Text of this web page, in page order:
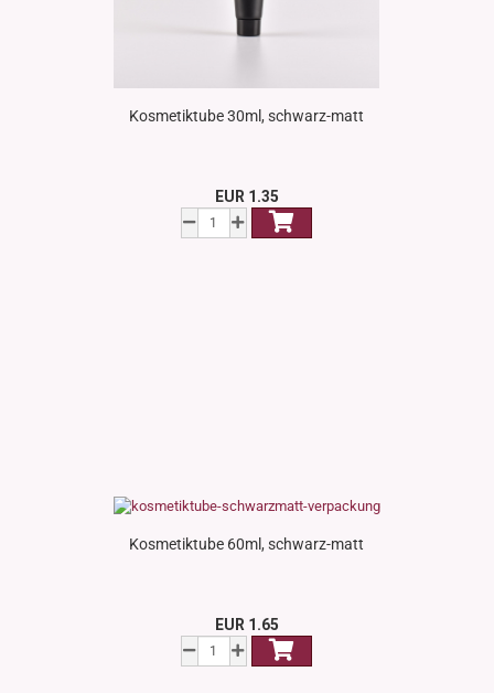
Kosmetiktube 30ml, schwarz-matt
EUR 1.35
Kosmetiktube 60ml, schwarz-matt
EUR 1.65